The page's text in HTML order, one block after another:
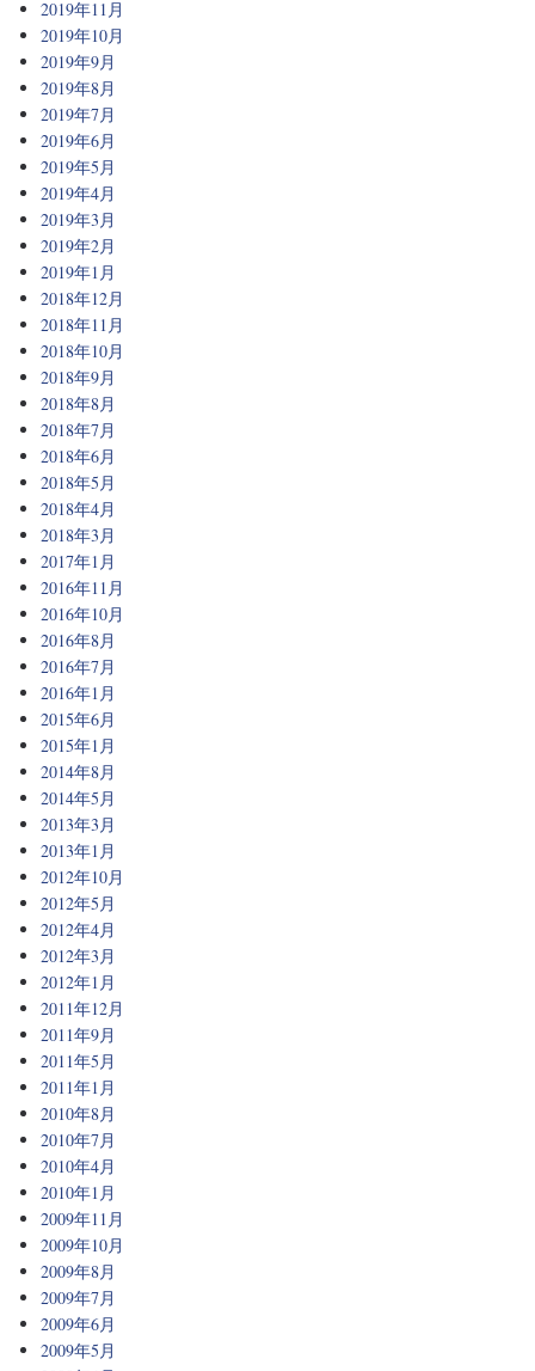
2019年11月
2019年10月
2019年9月
2019年8月
2019年7月
2019年6月
2019年5月
2019年4月
2019年3月
2019年2月
2019年1月
2018年12月
2018年11月
2018年10月
2018年9月
2018年8月
2018年7月
2018年6月
2018年5月
2018年4月
2018年3月
2017年1月
2016年11月
2016年10月
2016年8月
2016年7月
2016年1月
2015年6月
2015年1月
2014年8月
2014年5月
2013年3月
2013年1月
2012年10月
2012年5月
2012年4月
2012年3月
2012年1月
2011年12月
2011年9月
2011年5月
2011年1月
2010年8月
2010年7月
2010年4月
2010年1月
2009年11月
2009年10月
2009年8月
2009年7月
2009年6月
2009年5月